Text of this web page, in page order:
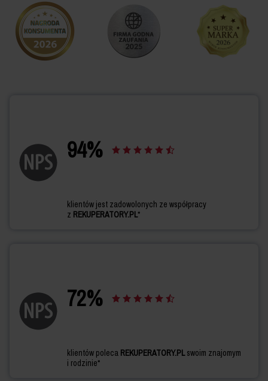
94%
klientów jest zadowolonych ze współpracy
z REKUPERATORY.PL*
72%
klientów poleca REKUPERATORY.PLswoim znajomym
i rodzinie*